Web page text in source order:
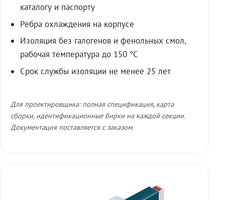
каталогу и паспорту
Рёбра охлаждения на корпусе
Изоляция без галогенов и фенольных смол,
рабочая температура до 150 °C
Срок службы изоляции не менее 25 лет
Для проектировщика: полная спецификация, карта
сборки, идентификационные бирки на каждой секции.
Документация поставляется с заказом.